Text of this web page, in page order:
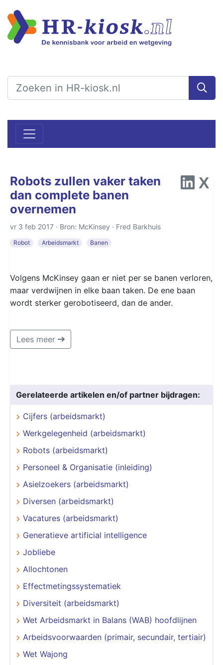
Robots zullen vaker taken
dan complete banen
overnemen
vr 3 feb 2017 · Bron: McKinsey · Fred Barkhuis
Robot Arbeidsmarkt Banen
Volgens McKinsey gaan er niet per se banen verloren,
maar verdwijnen in elke baan taken. De ene baan
wordt sterker gerobotiseerd, dan de ander.
Lees meer
Gerelateerde artikelen en/of partner bijdragen:
Cijfers (arbeidsmarkt)
Werkgelegenheid (arbeidsmarkt)
Robots (arbeidsmarkt)
Personeel & Organisatie (inleiding)
Asielzoekers (arbeidsmarkt)
Diversen (arbeidsmarkt)
Vacatures (arbeidsmarkt)
Generatieve artificial intelligence
Jobliebe
Allochtonen
Effectmetingssystematiek
Diversiteit (arbeidsmarkt)
Wet Arbeidsmarkt in Balans (WAB) hoofdlijnen
Arbeidsvoorwaarden (primair, secundair, tertiair)
Wet Wajong